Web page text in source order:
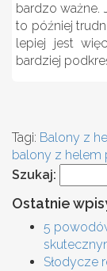
bardzo ważne.
to później
lepiej jest
bardziej
Tagi: Balony z
balony z helem
Szukaj:
Ostatnie
5
Słodycze